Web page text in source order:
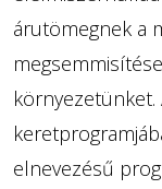
árutömegnek a
környezetünket.
elnevezésű